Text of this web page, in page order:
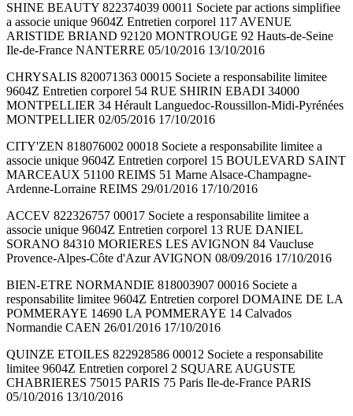
SHINE BEAUTY 822374039 00011 Societe par actions simplifiee
a associe unique 9604Z Entretien corporel 117 AVENUE
ARISTIDE BRIAND 92120 MONTROUGE 92 Hauts-de-Seine
Ile-de-France NANTERRE 05/10/2016 13/10/2016
CHRYSALIS 820071363 00015 Societe a responsabilite limitee
9604Z Entretien corporel 54 RUE SHIRIN EBADI 34000
MONTPELLIER 34 Hérault Languedoc-Roussillon-Midi-Pyrénées
MONTPELLIER 02/05/2016 17/10/2016
CITY'ZEN 818076002 00018 Societe a responsabilite limitee a
associe unique 9604Z Entretien corporel 15 BOULEVARD SAINT
MARCEAUX 51100 REIMS 51 Marne Alsace-Champagne-
Ardenne-Lorraine REIMS 29/01/2016 17/10/2016
ACCEV 822326757 00017 Societe a responsabilite limitee a
associe unique 9604Z Entretien corporel 13 RUE DANIEL
SORANO 84310 MORIERES LES AVIGNON 84 Vaucluse
Provence-Alpes-Côte d'Azur AVIGNON 08/09/2016 17/10/2016
BIEN-ETRE NORMANDIE 818003907 00016 Societe a
responsabilite limitee 9604Z Entretien corporel DOMAINE DE LA
POMMERAYE 14690 LA POMMERAYE 14 Calvados
Normandie CAEN 26/01/2016 17/10/2016
QUINZE ETOILES 822928586 00012 Societe a responsabilite
limitee 9604Z Entretien corporel 2 SQUARE AUGUSTE
CHABRIERES 75015 PARIS 75 Paris Ile-de-France PARIS
05/10/2016 13/10/2016